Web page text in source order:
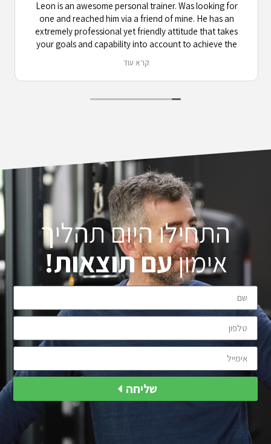
Leon is an awesome personal trainer. Was looking for
one and reached him via a friend of mine. He has an
extremely professional yet friendly attitude that takes
your goals and capability into account to achieve the
and active communication. 10/10 recommend
קרא עוד
התחילו היום תהליך
אימוןעם תוצאות!
שליחה